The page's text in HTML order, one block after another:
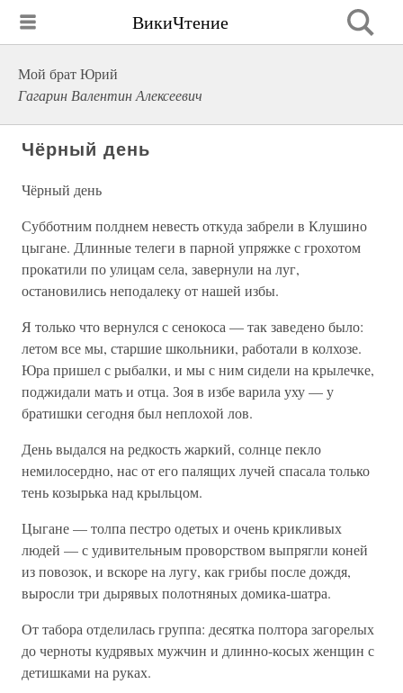
ВикиЧтение
Мой брат Юрий
Гагарин Валентин Алексеевич
Чёрный день
Чёрный день
Субботним полднем невесть откуда забрели в Клушино
цыгане. Длинные телеги в парной упряжке с грохотом
прокатили по улицам села, завернули на луг,
остановились неподалеку от нашей избы.
Я только что вернулся с сенокоса — так заведено было:
летом все мы, старшие школьники, работали в колхозе.
Юра пришел с рыбалки, и мы с ним сидели на крылечке,
поджидали мать и отца. Зоя в избе варила уху — у
братишки сегодня был неплохой лов.
День выдался на редкость жаркий, солнце пекло
немилосердно, нас от его палящих лучей спасала только
тень козырька над крыльцом.
Цыгане — толпа пестро одетых и очень крикливых
людей — с удивительным проворством выпрягли коней
из повозок, и вскоре на лугу, как грибы после дождя,
выросли три дырявых полотняных домика-шатра.
От табора отделилась группа: десятка полтора загорелых
до черноты кудрявых мужчин и длинно-косых женщин с
детишками на руках.